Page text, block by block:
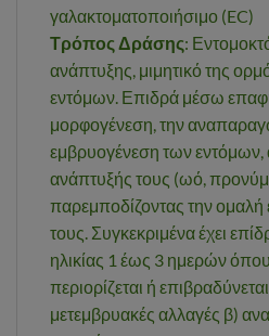
γαλακτοματοποιήσιμο (EC)
Τρόπος Δράσης:
ανάπτυξης, μιμητικό της
εντόμων. Επιδρά μέσω
μορφογένεση, την
εμβρυογένεση των εντόμων,
ανάπτυξής τους (ωό,
παρεμποδίζοντας την ομαλή
τους. Συγκεκριμένα έχει
ηλικίας 1 έως 3 ημερών
περιορίζεται ή
μετεμβρυακές αλλαγές β)